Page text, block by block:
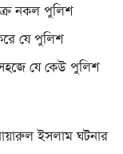
নকল পুলিশ
যে পুলিশ
যে কেউ পুলিশ
ইসলাম ঘটনার